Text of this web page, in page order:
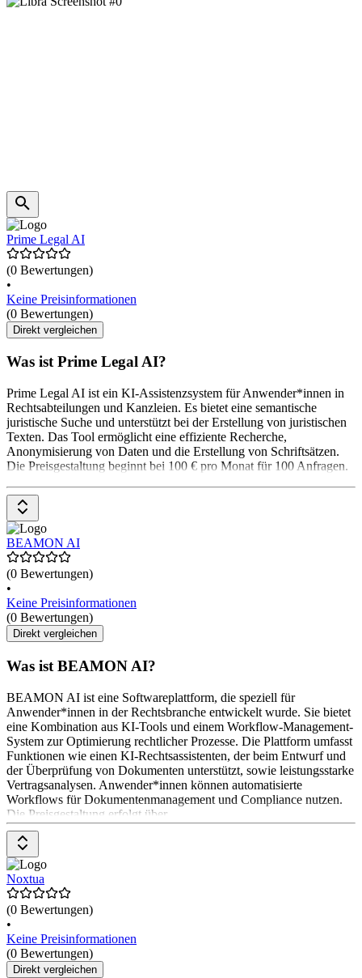
Prime Legal AI
(0 Bewertungen)
•
Keine Preisinformationen
(0 Bewertungen)
Direkt vergleichen
Was ist Prime Legal AI?
Prime Legal AI ist ein KI-Assistenzsystem für Anwender*innen in
Rechtsabteilungen und Kanzleien. Es bietet eine semantische
juristische Suche und unterstützt bei der Erstellung von juristischen
Texten. Das Tool ermöglicht eine effiziente Recherche,
Anonymisierung von Daten und die Erstellung von Schriftsätzen.
Die Preisgestaltung beginnt bei 100 € pro Monat für 100 Anfragen.
BEAMON AI
(0 Bewertungen)
•
Keine Preisinformationen
(0 Bewertungen)
Direkt vergleichen
Was ist BEAMON AI?
BEAMON AI ist eine Softwareplattform, die speziell für
Anwender*innen in der Rechtsbranche entwickelt wurde. Sie bietet
eine Kombination aus KI-Tools und einem Workflow-Management-
System zur Optimierung rechtlicher Prozesse. Die Plattform umfasst
Funktionen wie einen KI-Rechtsassistenten, der beim Entwurf und
der Überprüfung von Dokumenten unterstützt, sowie leistungsstarke
Vertragsanalysen. Anwender*innen können automatisierte
Workflows für Dokumentenmanagement und Compliance nutzen.
Die Preisgestaltung erfolgt über
Noxtua
(0 Bewertungen)
•
Keine Preisinformationen
(0 Bewertungen)
Direkt vergleichen